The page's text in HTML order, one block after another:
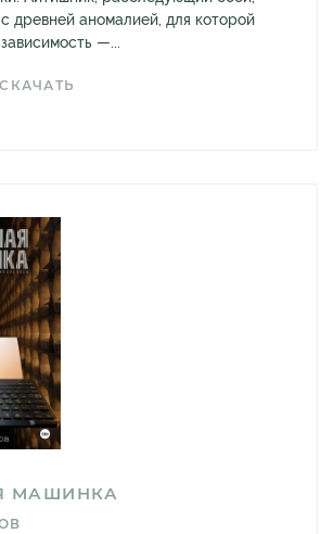
древней аномалией, для которой
—...
МАШИНКА